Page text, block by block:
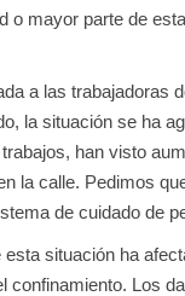
o mayor parte de
a las trabajadoras
la situación se ha
han visto
la calle. Pedimos
de cuidado de
situación ha
Los